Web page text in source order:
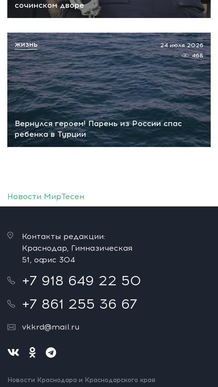
сочинском дворе
Вернулся героем! Парень из России спас
ребенка в Турции
24 июля 2026
468
ЖИЗНЬ
Новости МирТесен
Контакты редакции:
Краснодар, Гимназическая
51, офис 304
+7 918 649 22 50
+7 861 255 36 67
vkkrd@mail.ru
Новости Краснодара и Краснодарского края